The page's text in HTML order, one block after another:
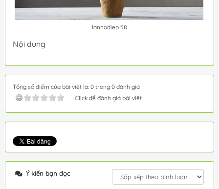
lanhodiep 58
Nội dung
Tổng số điểm của bài viết là: 0 trong 0 đánh giá
Click để đánh giá bài viết
Ý kiến bạn đọc